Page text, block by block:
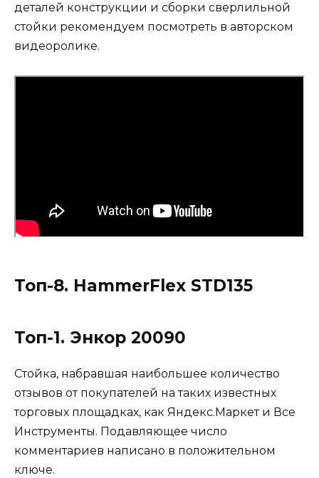
деталей конструкции и сборки сверлильной
стойки рекомендуем посмотреть в авторском
видеоролике.
Топ-8. HammerFlex STD135
Топ-1. Энкор 20090
Стойка, набравшая наибольшее количество
отзывов от покупателей на таких известных
торговых площадках, как Яндекс.Маркет и Все
Инструменты. Подавляющее число
комментариев написано в положительном
ключе.